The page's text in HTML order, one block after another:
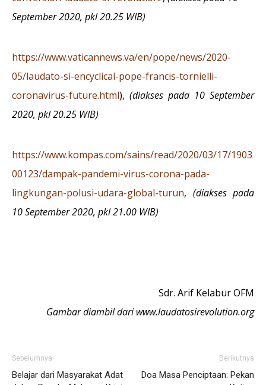
September 2020, pkl 20.25 WIB)
https://www.vaticannews.va/en/pope/news/2020-
05/laudato-si-encyclical-pope-francis-tornielli-
coronavirus-future.html), (diakses pada 10 September
2020, pkl 20.25 WIB)
https://www.kompas.com/sains/read/2020/03/17/1903
00123/dampak-pandemi-virus-corona-pada-
lingkungan-polusi-udara-global-turun, (diakses pada
10 September 2020, pkl 21.00 WIB)
Sdr. Arif Kelabur OFM
Gambar diambil dari www.laudatosirevolution.org
Sebelumnya
Belajar dari Masyarakat Adat
Berikutnya
Doa Masa Penciptaan: Pekan